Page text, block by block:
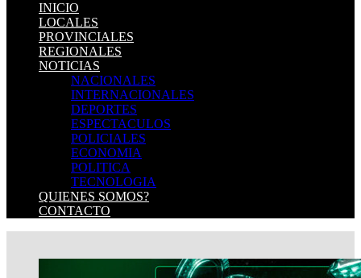
INICIO
LOCALES
PROVINCIALES
REGIONALES
NOTICIAS
NACIONALES
INTERNACIONALES
DEPORTES
ESPECTACULOS
POLICIALES
ECONOMIA
POLITICA
TECNOLOGIA
QUIENES SOMOS?
CONTACTO